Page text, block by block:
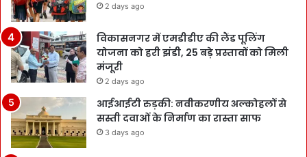
2 days ago
विकासनगर में एमडीडीए की लैंड पूलिंग
योजना को हरी झंडी, 25 बड़े प्रस्तावों को मिली
मंजूरी
2 days ago
आईआईटी रुड़की: नवीकरणीय अल्कोहलों से
सस्ती दवाओं के निर्माण का रास्ता साफ
3 days ago